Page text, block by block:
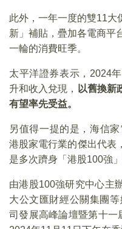
此外，一年一度的雙11大
新」補貼，疊加各電商平
一輪的消費旺季。
太平洋證券表示，2024
升和收入兌現，
以舊換新
有望率先受益。
另值得一提的是，海信
港股家電行業的傑出代表
是多次躋身「港股100強
由港股100強研究中心主
大公文匯財經公關集團
司發展高峰論壇暨第十